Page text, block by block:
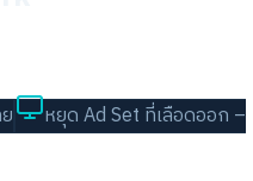
หยุด Ad Set ที่เลือดออก –